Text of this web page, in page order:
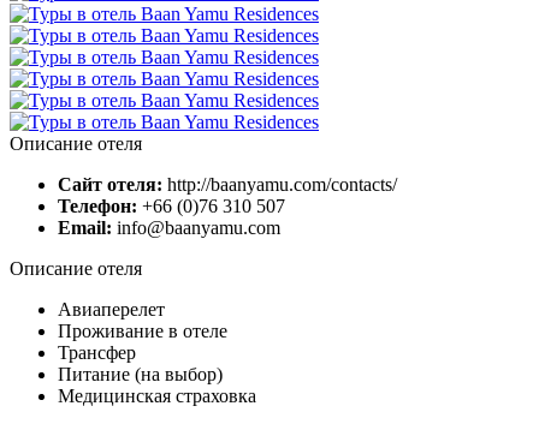
Описание отеля
Сайт отеля: http://baanyamu.com/contacts/
Телефон: +66 (0)76 310 507
Email: info@baanyamu.com
Описание отеля
Авиаперелет
Проживание в отеле
Трансфер
Питание (на выбор)
Медицинская страховка